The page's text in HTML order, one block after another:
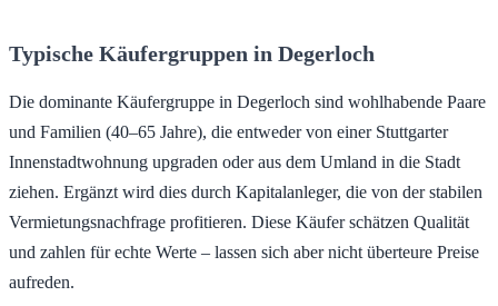
Typische Käufergruppen in Degerloch
Die dominante Käufergruppe in Degerloch sind wohlhabende Paare
und Familien (40–65 Jahre), die entweder von einer Stuttgarter
Innenstadtwohnung upgraden oder aus dem Umland in die Stadt
ziehen. Ergänzt wird dies durch Kapitalanleger, die von der stabilen
Vermietungsnachfrage profitieren. Diese Käufer schätzen Qualität
und zahlen für echte Werte – lassen sich aber nicht überteure Preise
aufreden.